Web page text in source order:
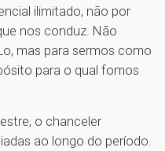
ilimitado, não por
nos conduz. Não
mas para sermos como
para o qual fomos
o chanceler
ao longo do período.